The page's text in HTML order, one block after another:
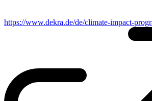
https://www.dekra.de/de/climate-impact-